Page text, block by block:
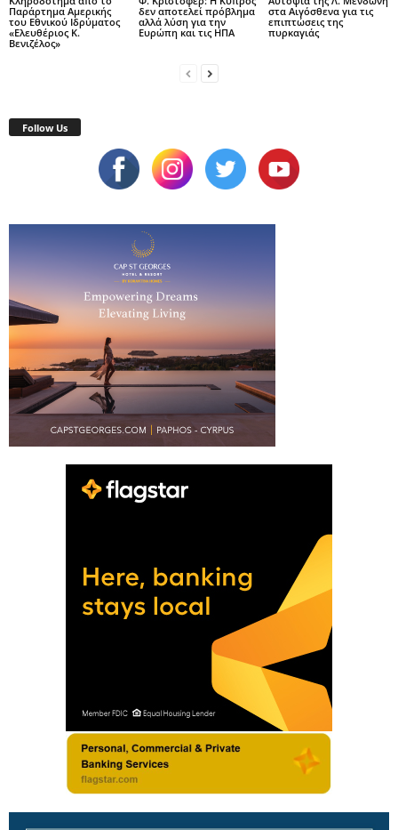
Παράρτημα Αμερικής
του Εθνικού Ιδρύματος
«Ελευθέριος Κ.
Βενιζέλος»
δεν αποτελεί πρόβλημα
αλλά λύση για την
Ευρώπη και τις ΗΠΑ
στα Αιγόσθενα για τις
επιπτώσεις της
πυρκαγιάς
Follow Us